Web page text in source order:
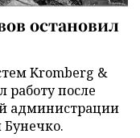
остановил
Kromberg &
работу после
администрации